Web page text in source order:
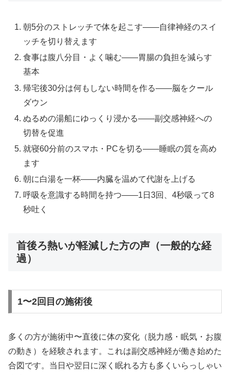
朝5分のストレッチで体を起こす——自律神経のスイ
ッチを切り替えます
食事は腹八分目・よく噛む——胃腸の負担を減らす
基本
帰宅後30分は何もしない時間を作る——脳をクール
ダウン
ぬるめの湯船にゆっくり浸かる——副交感神経への
切替を促進
就寝60分前のスマホ・PCを切る——睡眠の質を高め
ます
朝に白湯を一杯——内臓を温めて代謝を上げる
呼吸を意識する時間を持つ——1日3回、4秒吸って8
秒吐く
首後ろ熱いが軽減した方の声（一般的な経
過）
1〜2回目の施術後
多くの方が施術中〜直後に体の変化（脱力感・眠気・お腹
の動き）を経験されます。これは副交感神経が働き始めた
合図です。当日や翌日に深く眠れる方も多くいらっしゃい